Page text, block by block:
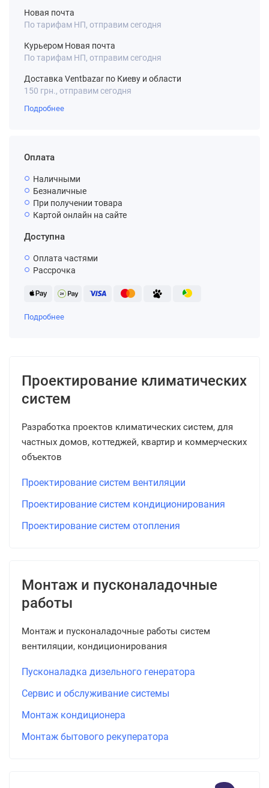
Новая почта
По тарифам НП, отправим сегодня
Курьером Новая почта
По тарифам НП, отправим сегодня
Доставка Ventbazar по Киеву и области
150 грн., отправим сегодня
Подробнее
Оплата
Наличными
Безналичные
При получении товара
Картой онлайн на сайте
Доступна
Оплата частями
Рассрочка
Подробнее
Проектирование климатических
систем
Разработка проектов климатических систем, для
частных домов, коттеджей, квартир и коммерческих
объектов
Проектирование систем вентиляции
Проектирование систем кондиционирования
Проектирование систем отопления
Монтаж и пусконаладочные
работы
Монтаж и пусконаладочные работы систем
вентиляции, кондиционирования
Пусконаладка дизельного генератора
Сервис и обслуживание системы
Монтаж кондиционера
Монтаж бытового рекуператора